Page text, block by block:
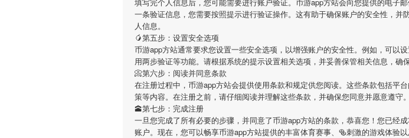
一条验证信息，您需要按照提示进行验证操作。这有助于确保账户的安全性，并
人信息。
🥭第五步：设置安全选项
币游app方站通常要求您设置一些安全选项，以增强账户的安全性。例如，可以
用两步验证等功能。请根据系统的提示设置相关选项，并妥善保管相关信息，确
📀第六步：阅读并同意条款
在注册过程中，币游app方站会提供使用条款和规定供您阅读。这些条款包括平
策等内容。在注册之前，请仔细阅读并理解这些条款，并确保您同意并愿意遵守。
🕋第七步：完成注册
一旦您完成了所有必要的步骤，并同意了币游app方站的条款，恭喜您！您已经
账户。现在，您可以畅享币游app方站提供的丰富体育赛事、🥯刺激的游戏体验以